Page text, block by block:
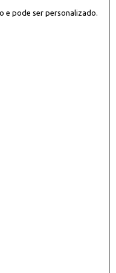
e pode ser personalizado.